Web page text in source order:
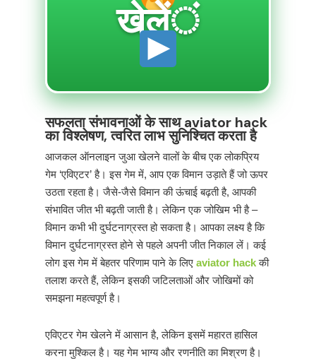
खेलें
सफलता संभावनाओं के साथ aviator hack
का विश्लेषण, त्वरित लाभ सुनिश्चित करता है
आजकल ऑनलाइन जुआ खेलने वालों के बीच एक लोकप्रिय
गेम ‘एविएटर’ है। इस गेम में, आप एक विमान उड़ाते हैं जो ऊपर
उठता रहता है। जैसे-जैसे विमान की ऊंचाई बढ़ती है, आपकी
संभावित जीत भी बढ़ती जाती है। लेकिन एक जोखिम भी है –
विमान कभी भी दुर्घटनाग्रस्त हो सकता है। आपका लक्ष्य है कि
विमान दुर्घटनाग्रस्त होने से पहले अपनी जीत निकाल लें। कई
लोग इस गेम में बेहतर परिणाम पाने के लिए aviator hackकी
तलाश करते हैं, लेकिन इसकी जटिलताओं और जोखिमों को
समझना महत्वपूर्ण है।
एविएटर गेम खेलने में आसान है, लेकिन इसमें महारत हासिल
करना मुश्किल है। यह गेम भाग्य और रणनीति का मिश्रण है।